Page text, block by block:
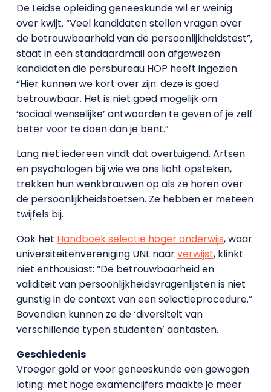
De Leidse opleiding geneeskunde wil er weinig
over kwijt. “Veel kandidaten stellen vragen over
de betrouwbaarheid van de persoonlijkheidstest”,
staat in een standaardmail aan afgewezen
kandidaten die persbureau HOP heeft ingezien.
“Hier kunnen we kort over zijn: deze is goed
betrouwbaar. Het is niet goed mogelijk om
‘sociaal wenselijke’ antwoorden te geven of je zelf
beter voor te doen dan je bent.”
Lang niet iedereen vindt dat overtuigend. Artsen
en psychologen bij wie we ons licht opsteken,
trekken hun wenkbrauwen op als ze horen over
de persoonlijkheidstoetsen. Ze hebben er meteen
twijfels bij.
Ook het Handboek selectie hoger onderwijs, waar
universiteitenvereniging UNL naarverwijst, klinkt
niet enthousiast: “De betrouwbaarheid en
validiteit van persoonlijkheidsvragenlijsten is niet
gunstig in de context van een selectieprocedure.”
Bovendien kunnen ze de ‘diversiteit van
verschillende typen studenten’ aantasten.
Geschiedenis
Vroeger gold er voor geneeskunde een gewogen
loting: met hoge examencijfers maakte je meer